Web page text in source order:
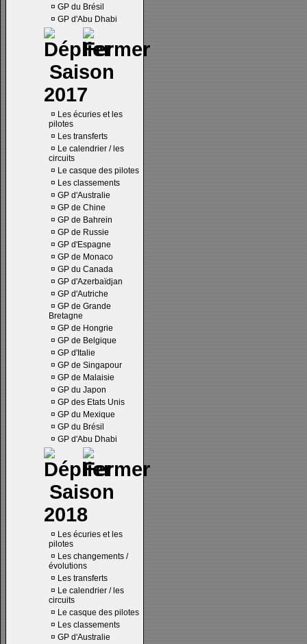
¤ GP du Brésil
¤ GP d'Abu Dhabi
Saison
2017
¤ Les écuries et les
pilotes
¤ Les transferts
¤ Le calendrier / les
circuits
¤ Le casque des pilotes
¤ Les classements
¤ GP d'Australie
¤ GP de Chine
¤ GP de Bahrein
¤ GP de Russie
¤ GP d'Espagne
¤ GP de Monaco
¤ GP du Canada
¤ GP d'Azerbaïdjan
¤ GP d'Autriche
¤ GP de Grande
Bretagne
¤ GP de Hongrie
¤ GP de Belgique
¤ GP d'Italie
¤ GP de Singapour
¤ GP de Malaisie
¤ GP du Japon
¤ GP des Etats Unis
¤ GP du Mexique
¤ GP du Brésil
¤ GP d'Abu Dhabi
Saison
2018
¤ Les écuries et les
pilotes
¤ Les changements /
évolutions
¤ Les transferts
¤ Le calendrier / les
circuits
¤ Le casque des pilotes
¤ Les classements
¤ GP d'Australie